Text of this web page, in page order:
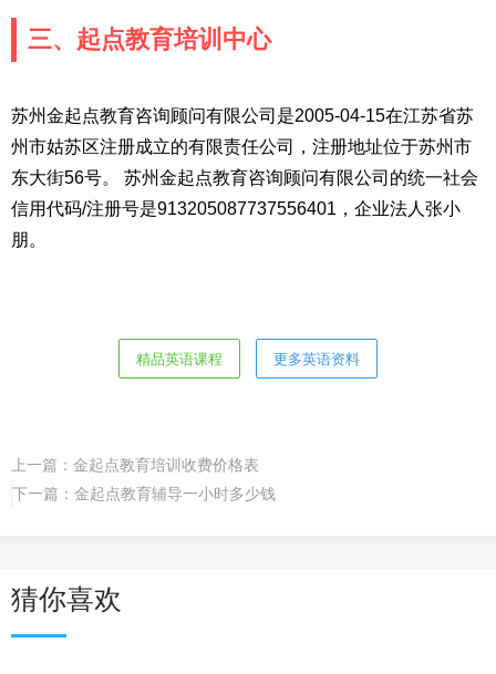
三、起点教育培训中心
苏州金起点教育咨询顾问有限公司是2005-04-15在江苏省苏
州市姑苏区注册成立的有限责任公司，注册地址位于苏州市
东大街56号。 苏州金起点教育咨询顾问有限公司的统一社会
信用代码/注册号是913205087737556401，企业法人张小
朋。
精品英语课程 更多英语资料
上一篇： 金起点教育培训收费价格表
下一篇： 金起点教育辅导一小时多少钱
猜你喜欢